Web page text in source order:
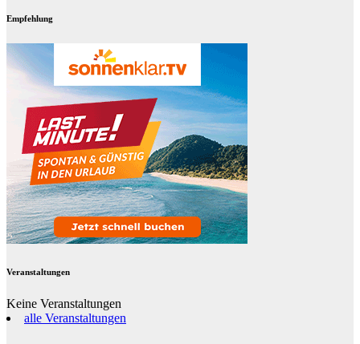
Empfehlung
Veranstaltungen
Keine Veranstaltungen
alle Veranstaltungen